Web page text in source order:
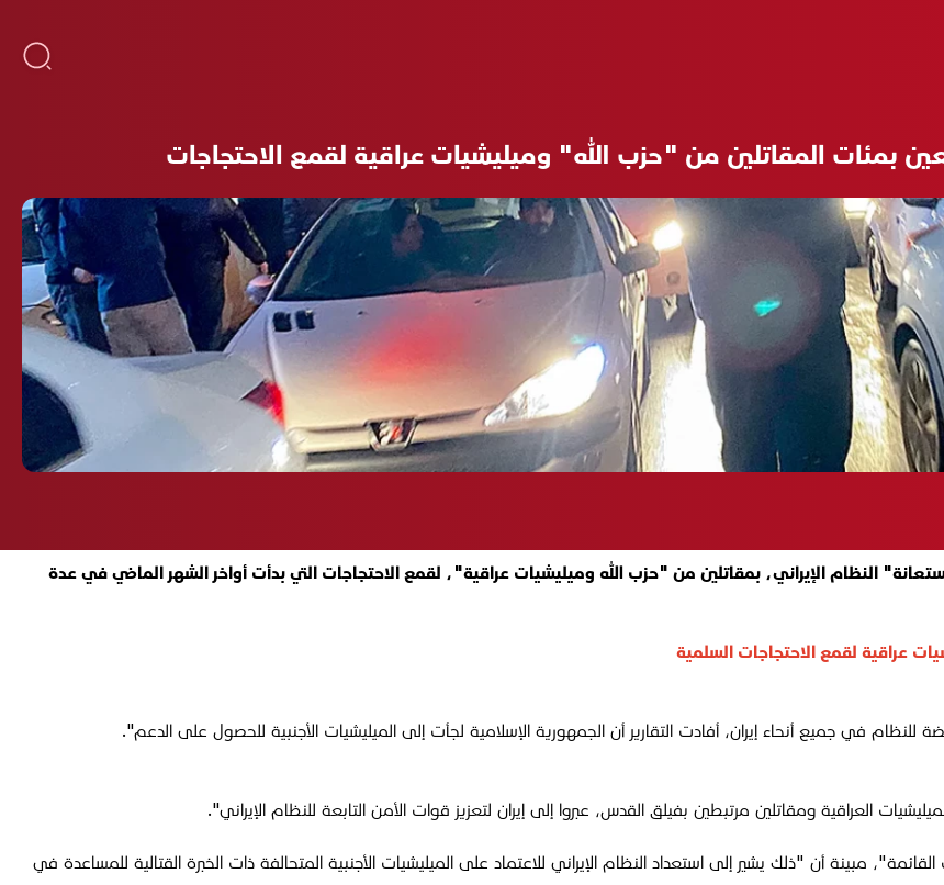
بمئات المقاتلين من "حزب الله" وميليشيات عراقية لقمع الاحتجاجات
النظام الإيراني، بمقاتلين من "حزب الله وميليشيات عراقية"، لقمع الاحتجاجات التي بدأت أواخر الشهر الماضي في عدة
عراقية لقمع الاحتجاجات السلمية
للنظام في جميع أنحاء إيران، أفادت التقارير أن الجمهورية الإسلامية لجأت إلى الميليشيات الأجنبية للحصول على الدعم".
مبينة أن "ذلك يشير إلى استعداد النظام الإيراني للاعتماد على الميليشيات الأجنبية المتحالفة ذات الخبرة القتالية للمساعدة في